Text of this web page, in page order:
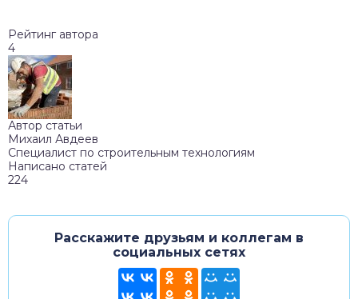
Рейтинг автора
4
Автор статьи
Михаил Авдеев
Специалист по строительным технологиям
Написано статей
224
Расскажите друзьям и коллегам в
социальных сетях